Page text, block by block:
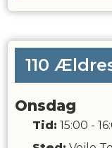
110
Onsdag
Tid: 15:00 -